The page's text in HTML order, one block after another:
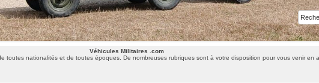
Véhicules Militaires .com
toutes nationalités et de toutes époques. De nombreuses rubriques sont à votre disposition pour vous venir en